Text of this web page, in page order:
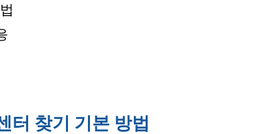
터 찾기 기본 방법